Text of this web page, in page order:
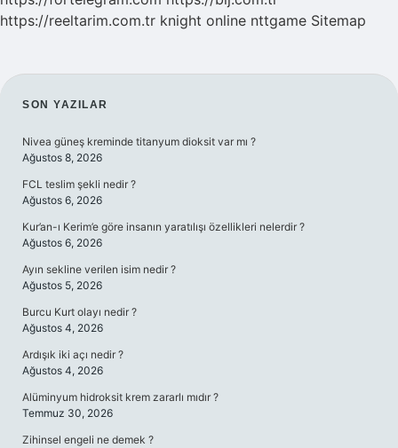
https://reeltarim.com.tr knight online nttgame Sitemap
SIDEBAR
SON YAZILAR
Nivea güneş kreminde titanyum dioksit var mı ?
Ağustos 8, 2026
FCL teslim şekli nedir ?
Ağustos 6, 2026
Kur’an-ı Kerim’e göre insanın yaratılışı özellikleri nelerdir ?
Ağustos 6, 2026
Ayın sekline verilen isim nedir ?
Ağustos 5, 2026
Burcu Kurt olayı nedir ?
Ağustos 4, 2026
Ardışık iki açı nedir ?
Ağustos 4, 2026
Alüminyum hidroksit krem zararlı mıdır ?
Temmuz 30, 2026
Zihinsel engeli ne demek ?